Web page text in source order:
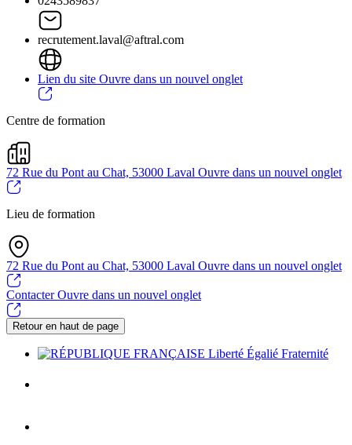
recrutement.laval@aftral.com
Lien du site Ouvre dans un nouvel onglet
Centre de formation
72 Rue du Pont au Chat, 53000 Laval Ouvre dans un nouvel onglet
Lieu de formation
72 Rue du Pont au Chat, 53000 Laval Ouvre dans un nouvel onglet
ContacterOuvre dans un nouvel onglet
Retour en haut de page